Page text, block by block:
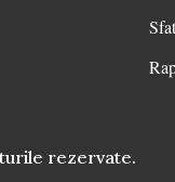
rezervate.